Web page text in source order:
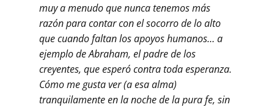
muy a menudo que nunca tenemos más
razón para contar con el socorro de lo alto
que cuando faltan los apoyos humanos… a
ejemplo de Abraham, el padre de los
creyentes, que esperó contra toda esperanza.
Cómo me gusta ver (a esa alma)
tranquilamente en la noche de la pura fe, sin